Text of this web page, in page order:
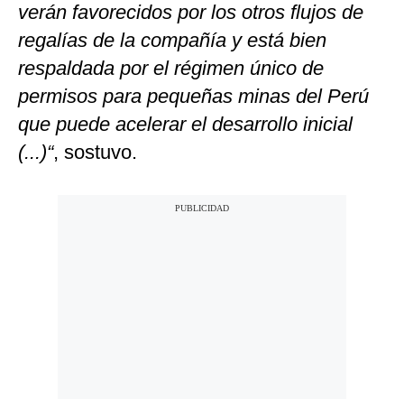
verán favorecidos por los otros flujos de
regalías de la compañía y está bien
respaldada por el régimen único de
permisos para pequeñas minas del Perú
que puede acelerar el desarrollo inicial
(...)“, sostuvo.